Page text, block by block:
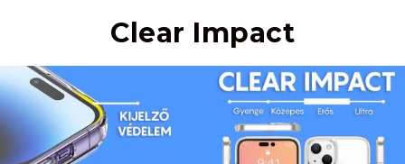
Clear Impact